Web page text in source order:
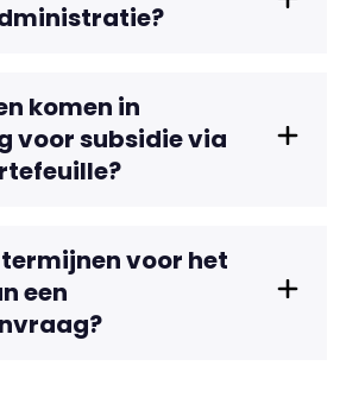
komen in
voor subsidie via
voor het
een